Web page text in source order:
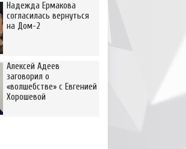
Надежда Ермакова
согласилась вернуться
на Дом-2
Алексей Адеев
заговорил о
«волшебстве» с Евгенией
Хорошевой